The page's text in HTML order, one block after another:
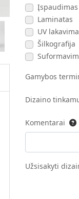
Įspaudimas
Laminatas
UV
Šilkografija
Gamybos
Dizaino
Komentarai
Užsisakyti